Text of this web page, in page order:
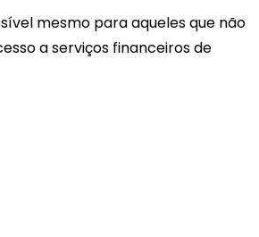
mesmo para aqueles que não
a serviços financeiros de